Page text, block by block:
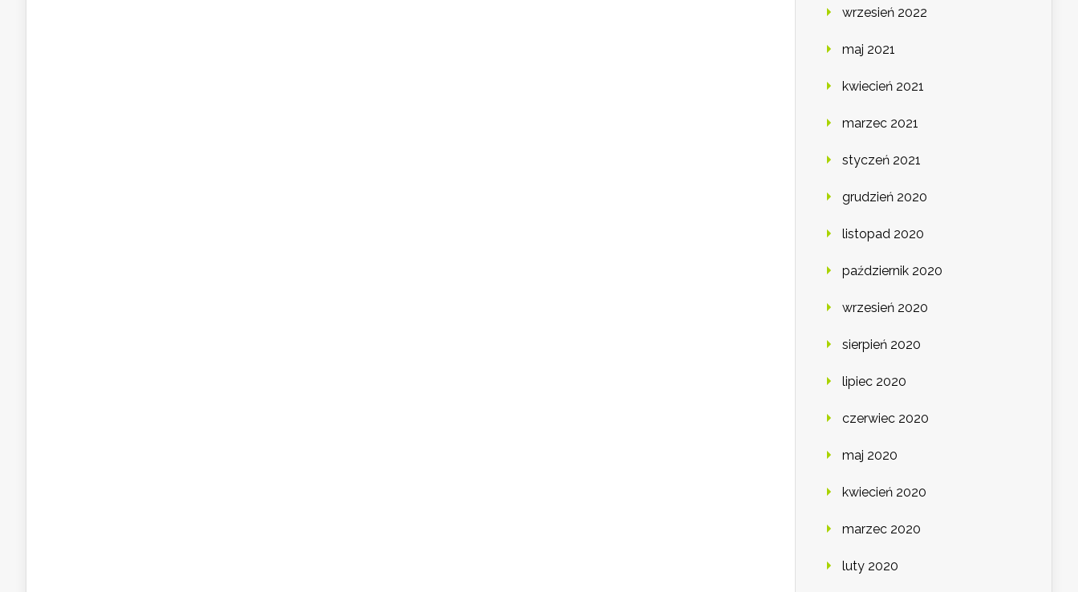
wrzesień 2022
maj 2021
kwiecień 2021
marzec 2021
styczeń 2021
grudzień 2020
listopad 2020
październik 2020
wrzesień 2020
sierpień 2020
lipiec 2020
czerwiec 2020
maj 2020
kwiecień 2020
marzec 2020
luty 2020